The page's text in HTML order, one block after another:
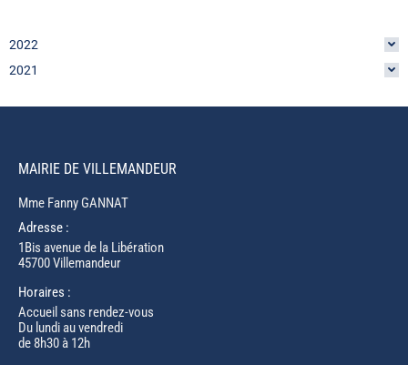
2022
2021
MAIRIE DE VILLEMANDEUR
Mme Fanny GANNAT
Adresse :
1Bis avenue de la Libération
45700 Villemandeur
Horaires :
Accueil sans rendez-vous
Du lundi au vendredi
de 8h30 à 12h